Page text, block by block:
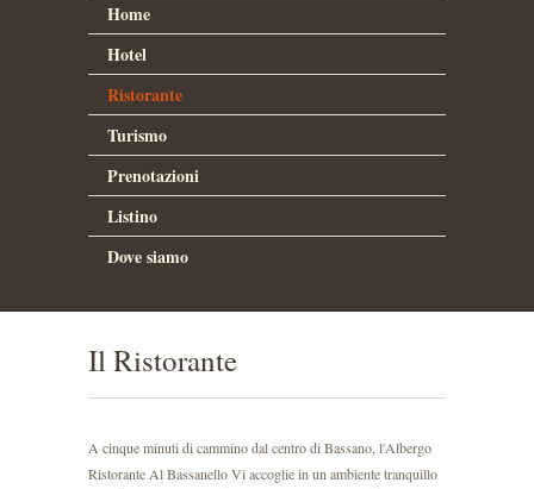
Home
Hotel
Ristorante
Turismo
Prenotazioni
Listino
Dove siamo
Il Ristorante
A cinque minuti di cammino dal centro di Bassano, l'Albergo
Ristorante Al Bassanello Vi accoglie in un ambiente tranquillo